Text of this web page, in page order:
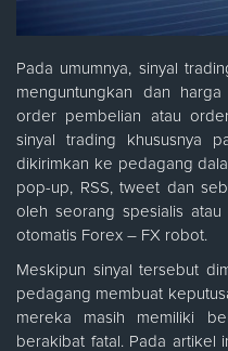
Pada umumnya, sinyal
menguntungkan dan
order pembelian atau
sinyal trading khususnya
dikirimkan ke pedagang
pop-up, RSS, tweet dan
oleh seorang spesialis
otomatis Forex – FX robot.
Meskipun sinyal tersebut
pedagang membuat
mereka masih memiliki
berakibat fatal. Pada artikel